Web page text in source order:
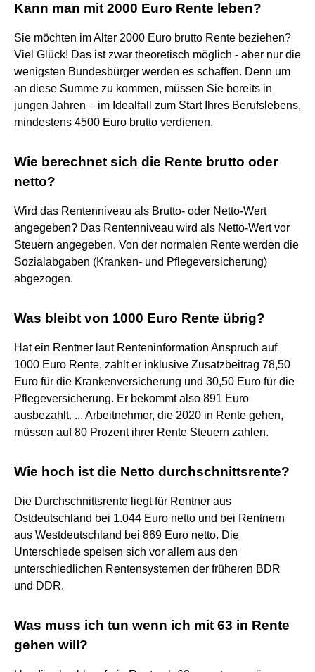
Kann man mit 2000 Euro Rente leben?
Sie möchten im Alter 2000 Euro brutto Rente beziehen?
Viel Glück! Das ist zwar theoretisch möglich - aber nur die
wenigsten Bundesbürger werden es schaffen. Denn um
an diese Summe zu kommen, müssen Sie bereits in
jungen Jahren – im Idealfall zum Start Ihres Berufslebens,
mindestens 4500 Euro brutto verdienen.
Wie berechnet sich die Rente brutto oder
netto?
Wird das Rentenniveau als Brutto- oder Netto-Wert
angegeben? Das Rentenniveau wird als Netto-Wert vor
Steuern angegeben. Von der normalen Rente werden die
Sozialabgaben (Kranken- und Pflegeversicherung)
abgezogen.
Was bleibt von 1000 Euro Rente übrig?
Hat ein Rentner laut Renteninformation Anspruch auf
1000 Euro Rente, zahlt er inklusive Zusatzbeitrag 78,50
Euro für die Krankenversicherung und 30,50 Euro für die
Pflegeversicherung. Er bekommt also 891 Euro
ausbezahlt. ... Arbeitnehmer, die 2020 in Rente gehen,
müssen auf 80 Prozent ihrer Rente Steuern zahlen.
Wie hoch ist die Netto durchschnittsrente?
Die Durchschnittsrente liegt für Rentner aus
Ostdeutschland bei 1.044 Euro netto und bei Rentnern
aus Westdeutschland bei 869 Euro netto. Die
Unterschiede speisen sich vor allem aus den
unterschiedlichen Rentensystemen der früheren BDR
und DDR.
Was muss ich tun wenn ich mit 63 in Rente
gehen will?